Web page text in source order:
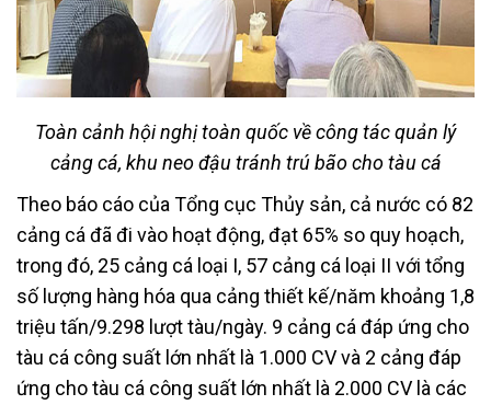
Toàn cảnh hội nghị toàn quốc về công tác quản lý
cảng cá, khu neo đậu tránh trú bão cho tàu cá
Theo báo cáo của Tổng cục Thủy sản, cả nước có 82
cảng cá đã đi vào hoạt động, đạt 65% so quy hoạch,
trong đó, 25 cảng cá loại I, 57 cảng cá loại II với tổng
số lượng hàng hóa qua cảng thiết kế/năm khoảng 1,8
triệu tấn/9.298 lượt tàu/ngày. 9 cảng cá đáp ứng cho
tàu cá công suất lớn nhất là 1.000 CV và 2 cảng đáp
ứng cho tàu cá công suất lớn nhất là 2.000 CV là các